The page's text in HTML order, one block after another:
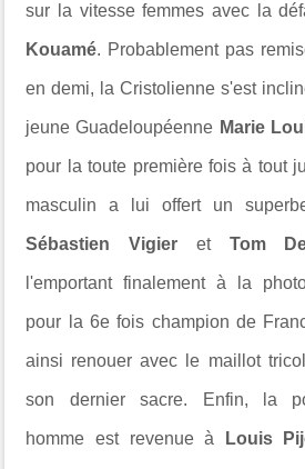
sur la vitesse femmes avec la
Kouamé. Probablement pas
en demi, la Cristolienne s'est
jeune Guadeloupéenne Marie
pour la toute première fois à tout
masculin a lui offert un
Sébastien Vigier et Tom
l'emportant finalement à la
pour la 6e fois champion de
ainsi renouer avec le maillot
son dernier sacre. Enfin, la
homme est revenue à Louis